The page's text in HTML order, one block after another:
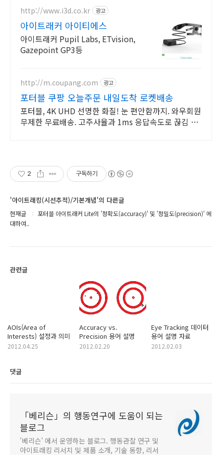
http://www.i3d.co.kr 광고
아이트래커 아이티에스
아이트래커 Pupil Labs, ETvision,
Gazepoint GP3등
http://m.coupang.com 광고
포터블 쿠팡 오늘주문 내일도착 로켓배송
포터블, 4K UHD 선명한 화질! 눈 편안함까지. 와우회원
무제한 무료배송. 고주사율과 1ms 응답속도로 끊김 없
2 구독하기
'아이트래킹(시선추적)/기본개념'의 다른글
현재글
포터블 아이트래커 Lite의 '정확도(accuracy)' 및 '정밀도(precision)' 에
대하여..
관련글
AOIs(Area of
Interests) 설정과 의미
2012.04.25
Accuracy vs.
Precision 용어 설명
2012.02.20
Eye Tracking 데이터
용어 설명 자료
2012.02.03
댓글
「베리슨」의 행동연구에 도움이 되는
블로그
'베리슨' 에서 운영하는 블로그. 행동관찰 연구 및
아이트래킹 리서치 및 제품 소개, 기술 동향, 리서